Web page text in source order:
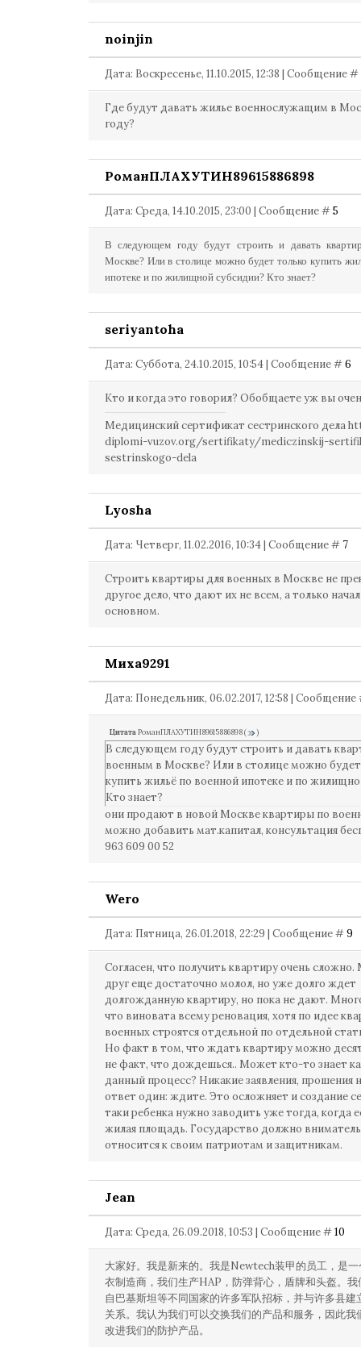
noinjin
Дата: Воскресенье, 11.10.2015, 12:38 | Сообщение #
Где будут давать жилье военнослужащим в
году?
РоманПЛАХУТИН89615886898
Дата: Среда, 14.10.2015, 23:00 | Сообщение #5
В следующем году будут строить и давать
Москве? Или в столице можно будет только купить
ипотеке и по жилищной субсидии? Кто знает?
seriyantoha
Дата: Суббота, 24.10.2015, 10:54 | Сообщение #6
Кто и когда это говорил? Обобщаете уж вы
Медицинский сертификат сестринского дела
diplomi-vuzov.org/sertifikaty/mediczinskij-
sestrinskogo-dela
Lyosha
Дата: Четверг, 11.02.2016, 10:34 | Сообщение # 7
Строить квартиры для военных в Москве не
другое дело, что дают их не всем, а только
основном.
Миха9291
Дата: Понедельник, 06.02.2017, 12:58 |
ЦитатаРоманПЛАХУТИН89615886898( )
В следующем году будут строить и давать
военным в Москве? Или в столице можно
купить жильё по военной ипотеке и по
Кто знает?
они продают в новой Москве квартиры по
можно добавить мат.капитал, консультация
963 609 00 52
Wero
Дата: Пятница, 26.01.2018, 22:29 | Сообщение #9
Согласен, что получить квартиру очень
друг еще достаточно молол, но уже долго ждет
долгожданную квартиру, но пока не дают.
что виновата всему реновация, хотя по идее
военных строятся отдельной по отдельной
Но факт в том, что ждать квартиру можно
не факт, что дождешься.. Может кто-то знает
данный процесс? Никакие заявления, прошения
ответ один: ждите. Это осложняет и создание
таки ребенка нужно заводить уже тогда, когда
жилая площадь. Государство должно
относится к своим патриотам и защитникам.
Jean
Дата: Среда, 26.09.2018, 10:53 | Сообщение #10
大家好。我是新来的。我是Newtech装甲的员工，是
衣制造商，我们生产HAP，防弹背心，盾牌和头盔。
自巴基斯坦等不同国家的许多军队招标，并与许多县建
关系。我认为我们可以交换我们的产品和服务，因此我
改进我们的防护产品。